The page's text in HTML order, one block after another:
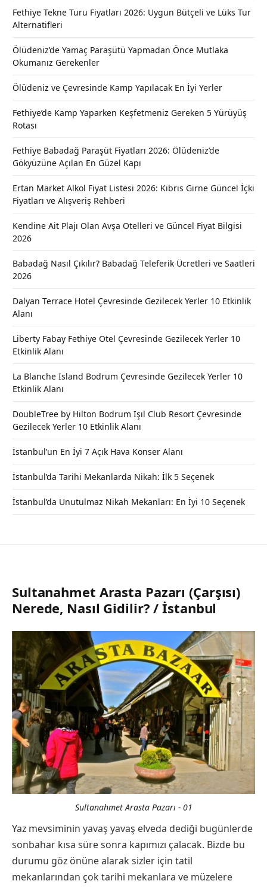
Fethiye Tekne Turu Fiyatları 2026: Uygun Bütçeli ve Lüks Tur
Alternatifleri
Ölüdeniz’de Yamaç Paraşütü Yapmadan Önce Mutlaka
Okumanız Gerekenler
Ölüdeniz ve Çevresinde Kamp Yapılacak En İyi Yerler
Fethiye’de Kamp Yaparken Keşfetmeniz Gereken 5 Yürüyüş
Rotası
Fethiye Babadağ Paraşüt Fiyatları 2026: Ölüdeniz’de
Gökyüzüne Açılan En Güzel Kapı
Ertan Market Alkol Fiyat Listesi 2026: Kıbrıs Girne Güncel İçki
Fiyatları ve Alışveriş Rehberi
Kendine Ait Plajı Olan Avşa Otelleri ve Güncel Fiyat Bilgisi
2026
Babadağ Nasıl Çıkılır? Babadağ Teleferik Ücretleri ve Saatleri
2026
Dalyan Terrace Hotel Çevresinde Gezilecek Yerler 10 Etkinlik
Alanı
Liberty Fabay Fethiye Otel Çevresinde Gezilecek Yerler 10
Etkinlik Alanı
La Blanche Island Bodrum Çevresinde Gezilecek Yerler 10
Etkinlik Alanı
DoubleTree by Hilton Bodrum Işıl Club Resort Çevresinde
Gezilecek Yerler 10 Etkinlik Alanı
İstanbul’un En İyi 7 Açık Hava Konser Alanı
İstanbul’da Tarihi Mekanlarda Nikah: İlk 5 Seçenek
İstanbul’da Unutulmaz Nikah Mekanları: En İyi 10 Seçenek
Sultanahmet Arasta Pazarı (Çarşısı)
Nerede, Nasıl Gidilir? / İstanbul
Sultanahmet Arasta Pazarı - 01
Yaz mevsiminin yavaş yavaş elveda dediği bugünlerde
sonbahar kısa süre sonra kapımızı çalacak. Bizde bu
durumu göz önüne alarak sizler için tatil
mekanlarından çok tarihi mekanlara ve müzelere